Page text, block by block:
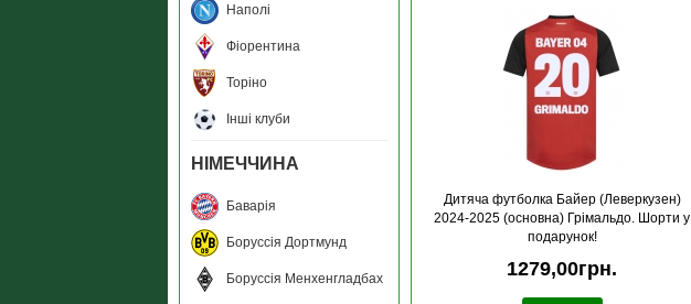
Наполі
Фіорентина
Торіно
Інші клуби
НІМЕЧЧИНА
Баварія
Боруссія Дортмунд
Боруссія Менхенгладбах
Дитяча футболка Байер (Леверкузен)
2024-2025 (основна) Грімальдо. Шорти у
подарунок!
1279,00грн.